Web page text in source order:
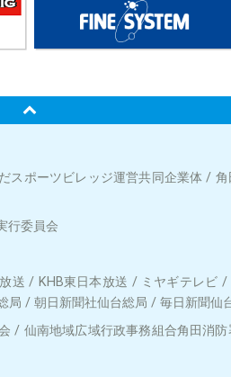
スポーツビレッジ運営共同企業体 /
行委員会
送 / KHB東日本放送 / ミヤギテレビ
局 / 朝日新聞社仙台総局 / 毎日新聞仙
/ 仙南地域広域行政事務組合角田消